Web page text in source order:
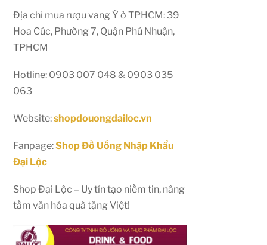
Địa chỉ mua rượu vang Ý ở TPHCM: 39
Hoa Cúc, Phường 7, Quận Phú Nhuận,
TPHCM
Hotline: 0903 007 048 & 0903 035
063
Website:shopdouongdailoc.vn
Fanpage:Shop Đồ Uống Nhập Khẩu
Đại Lộc
Shop Đại Lộc – Uy tín tạo niềm tin, nâng
tầm văn hóa quà tặng Việt!